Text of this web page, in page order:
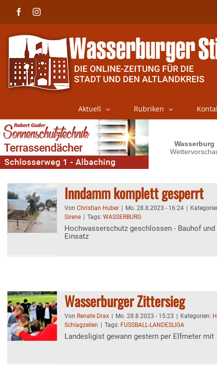
FacebookInstagram
Aktuell Rubriken
Inndamm komplett gesperrt
Von Christian Huber Mo. 28.8.2023 - 16:24
Sirene
Tags: WASSERBURG
Hochwasserschutz geschlossen - Bauhof und
Einsatz
Wasserburger Zittersieg
Von Renate Drax Mo. 28.8.2023 - 15:23 Kategorien:
Schlagzeilen
Tags: FUSSBALL-LANDESLIGA
Landesligist gewann gestern per Elfmeter mit